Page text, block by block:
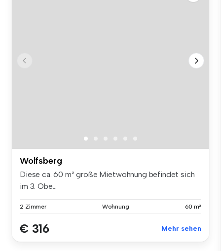
Wolfsberg
Diese ca. 60 m² große Mietwohnung befindet sich
im 3. Obe...
2 Zimmer Wohnung 60 m²
€ 316 Mehr sehen